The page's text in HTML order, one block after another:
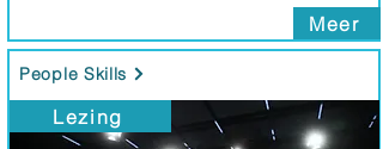
Meer
People Skills
Lezing